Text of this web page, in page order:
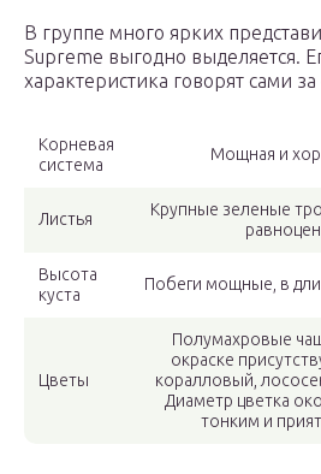
В группе много ярких
Supreme выгодно выделяется.
характеристика говорят сами за
Корневая
система
Мощная и
Листья
Крупные зеленые
Высота
куста
Побеги мощные, в
Цветы
Полумахровые
окраске
коралловый,
Диаметр цветка
тонким и